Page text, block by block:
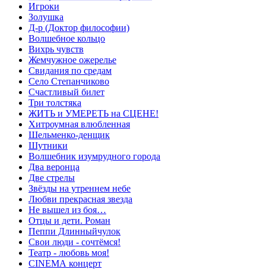
Игроки
Золушка
Д-р (Доктор философии)
Волшебное кольцо
Вихрь чувств
Жемчужное ожерелье
Свидания по средам
Село Степанчиково
Счастливый билет
Три толстяка
ЖИТЬ и УМЕРЕТЬ на СЦЕНЕ!
Хитроумная влюбленная
Шельменко-денщик
Шутники
Волшебник изумрудного города
Два веронца
Две стрелы
Звёзды на утреннем небе
Любви прекрасная звезда
Не вышел из боя…
Отцы и дети. Роман
Пеппи Длинныйчулок
Свои люди - сочтёмся!
Театр - любовь моя!
СINЕМА концерт